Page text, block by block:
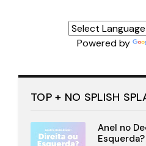
Powered by
TOP + NO SPLISH
Anel no
Esquerda?